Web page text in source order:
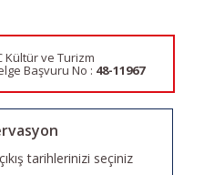
Kültür ve Turizm
Başvuru No : 48-11967
tarihlerinizi seçiniz